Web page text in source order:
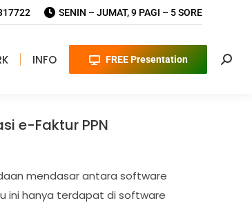
SENIN – JUMAT, 9 PAGI – 5 SORE
INFO FREE Presentation
e-Faktur PPN
mendasar antara software
ini hanya terdapat di software